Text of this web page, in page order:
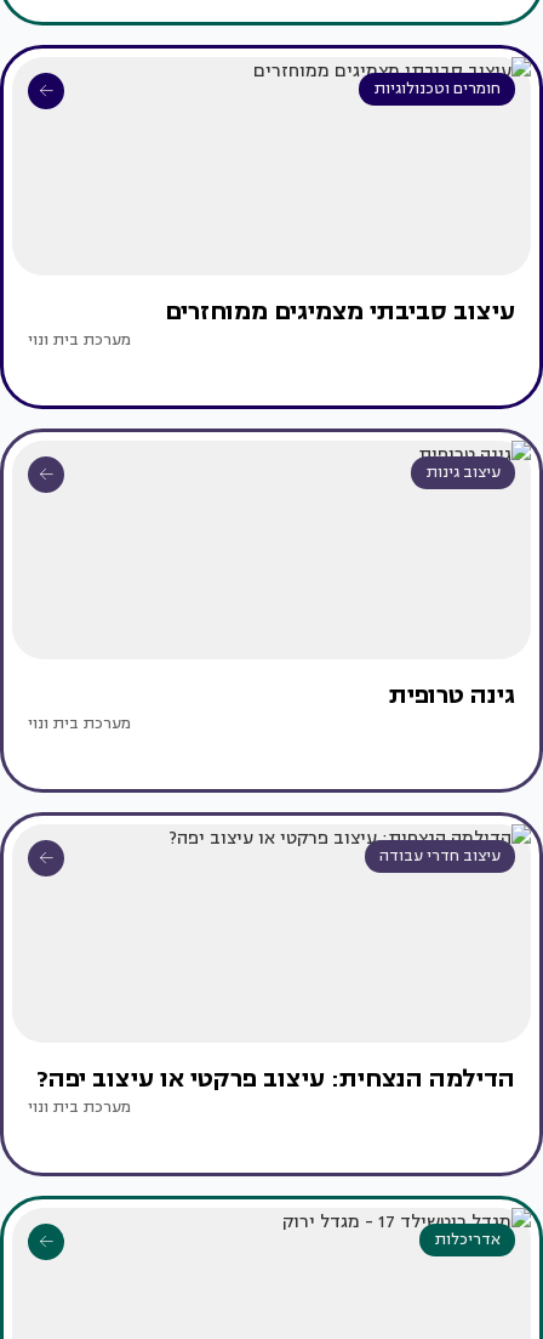
חומרים וטכנולוגיות
עיצוב סביבתי מצמיגים ממוחזרים
מערכת בית ונוי
עיצוב גינות
גינה טרופית
מערכת בית ונוי
עיצוב חדרי עבודה
הדילמה הנצחית: עיצוב פרקטי או עיצוב יפה?
מערכת בית ונוי
אדריכלות